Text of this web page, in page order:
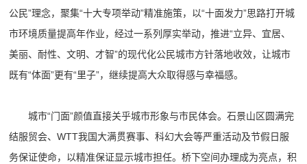
公民”理念，聚集“十大专项举动”精准施策，以“十面发力”思路打开城
市环境质量提高年作业，经过一系列厚实举动，推进“立异、宜居、
美丽、耐性、文明、才智”的现代化公民城市方针落地收效，让城市
既有“体面”更有“里子”，继续提高大众取得感与幸福感。
城市“门面”颜值直接关乎城市形象与市民体会。石景山区圆满完
结服贸会、WTT我国大满贯赛事、科幻大会等严重活动及节假日服
务保证使命，以精准保证显示城市担任。桥下空间办理成为亮点，积